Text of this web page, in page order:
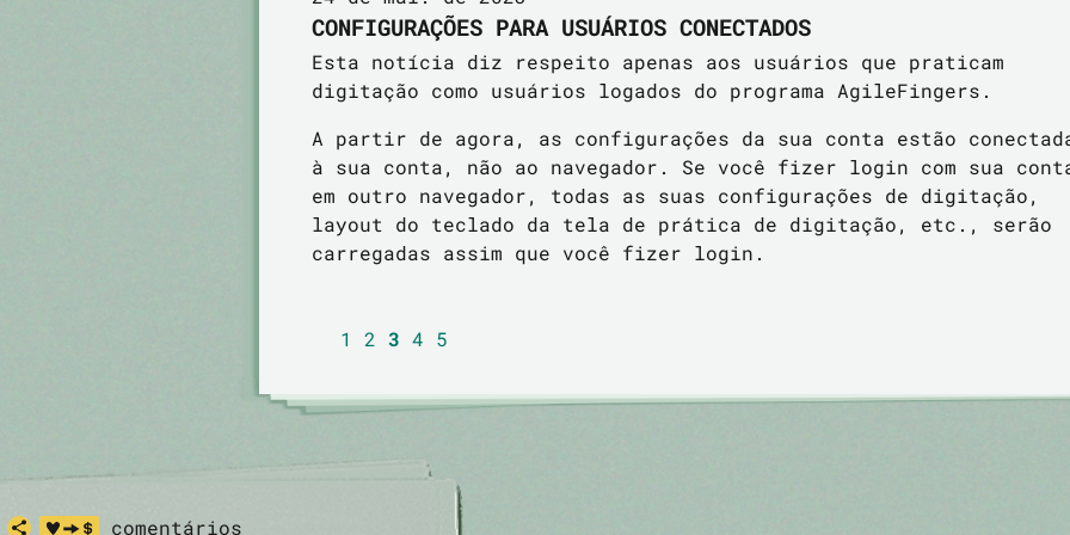
CONFIGURAÇÕES PARA USUÁRIOS CONECTADOS
Esta notícia diz respeito apenas aos usuários que praticam
digitação como usuários logados do programa AgileFingers.
A partir de agora, as configurações da sua conta estão
à sua conta, não ao navegador. Se você fizer login com sua
em outro navegador, todas as suas configurações de digitação,
layout do teclado da tela de prática de digitação, etc., serão
carregadas assim que você fizer login.
1 2 3 4 5
comentários